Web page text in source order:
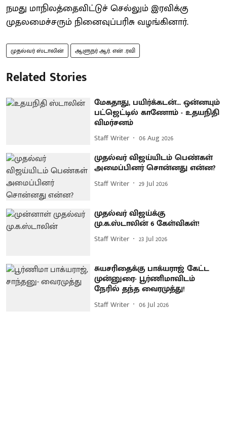
நமது மாநிலத்தைவிட்டுச் செல்லும் இரவிக்கு
முதலமைச்சரும் நினைவுப்பரிசு வழங்கினார்.
முதல்வர் ஸ்டாலின் ஆளுநர் ஆர். என் .ரவி
Related Stories
மேகதாது, பயிர்க்கடன்... ஒன்னயும்
பட்ஜெட்டில் காணோம் - உதயநிதி
விமர்சனம்
Staff Writer 06 Aug 2026
முதல்வர் விஜய்யிடம் பெண்கள்
அமைப்பினர் சொன்னது என்ன?
Staff Writer 29 Jul 2026
முதல்வர் விஜய்க்கு
மு.க.ஸ்டாலின் 6 கேள்விகள்!
Staff Writer 23 Jul 2026
சுயசரிதைக்கு பாக்யராஜ் கேட்ட
முன்னுரை- பூர்ணிமாவிடம்
நேரில் தந்த வைரமுத்து!
Staff Writer 06 Jul 2026